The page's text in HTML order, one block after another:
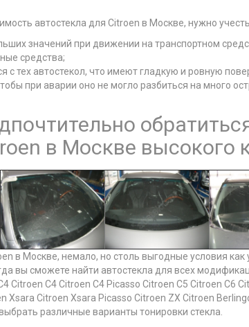
автостекла для Citroen в Москве, нужно
значений при движении на транспортном
средства;
с тех автостекол, что имеют гладкую и ровную
при аварии оно не могло разбиться на много
в Москве высокого
в Москве, немало, но столь выгодные условия
вы сможете найти автостекла для всех
Citroen C4 Citroen C4 Picasso Citroen C5 Citroen C6
Xsara Citroen Xsara Picasso Citroen ZX Citroen
различные варианты тонировки стекла.